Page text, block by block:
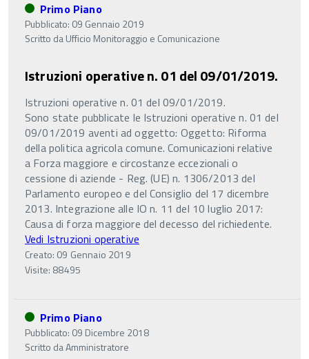
Primo Piano
Pubblicato: 09 Gennaio 2019
Scritto daUfficio Monitoraggio e Comunicazione
Istruzioni operative n. 01 del 09/01/2019.
Istruzioni operative n. 01 del 09/01/2019.
Sono state pubblicate le Istruzioni operative n. 01 del
09/01/2019 aventi ad oggetto: Oggetto: Riforma
della politica agricola comune. Comunicazioni relative
a Forza maggiore e circostanze eccezionali o
cessione di aziende - Reg. (UE) n. 1306/2013 del
Parlamento europeo e del Consiglio del 17 dicembre
2013. Integrazione alle IO n. 11 del 10 luglio 2017:
Causa di forza maggiore del decesso del richiedente.
Vedi Istruzioni operative
Creato: 09 Gennaio 2019
Visite: 88495
Primo Piano
Pubblicato: 09 Dicembre 2018
Scritto daAmministratore